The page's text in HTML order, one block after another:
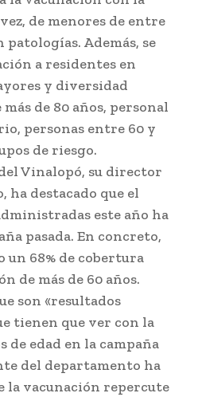
de menores de entre
patologías. Además, se
a residentes en
y diversidad
de 80 años, personal
personas entre 60 y
de riesgo.
Vinalopó, su director
ha destacado que el
este año ha
pasada. En concreto,
un 68% de cobertura
de más de 60 años.
son «resultados
tienen que ver con la
de edad en la campaña
del departamento ha
la vacunación repercute